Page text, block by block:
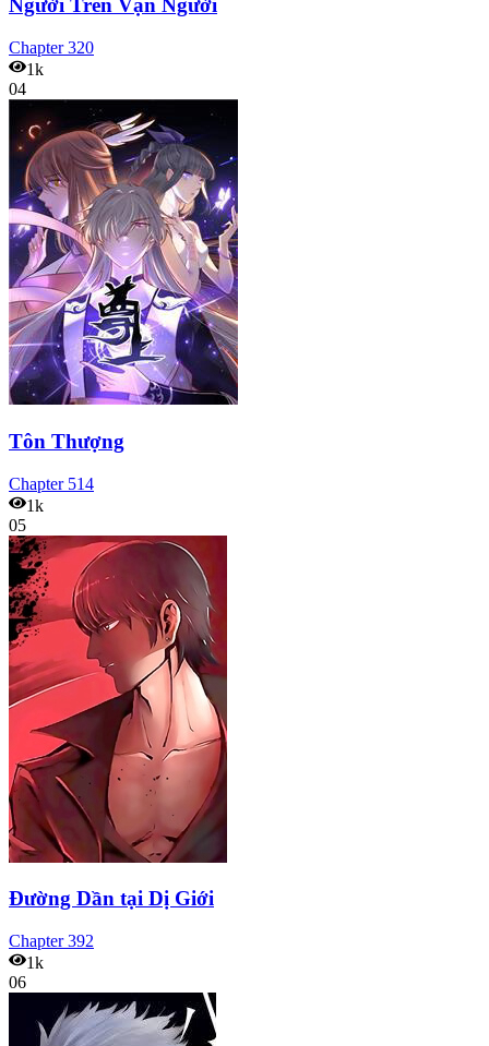
Người Trên Vạn Người
Chapter320
1k
04
Tôn Thượng
Chapter 514
1k
05
Đường Dần tại Dị Giới
Chapter392
1k
06